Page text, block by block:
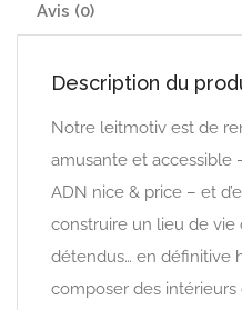
Avis (0)
Description du
Notre leitmotiv est de
amusante et
ADN nice & price – et
construire un lieu de vie
détendus… en définitive
composer des